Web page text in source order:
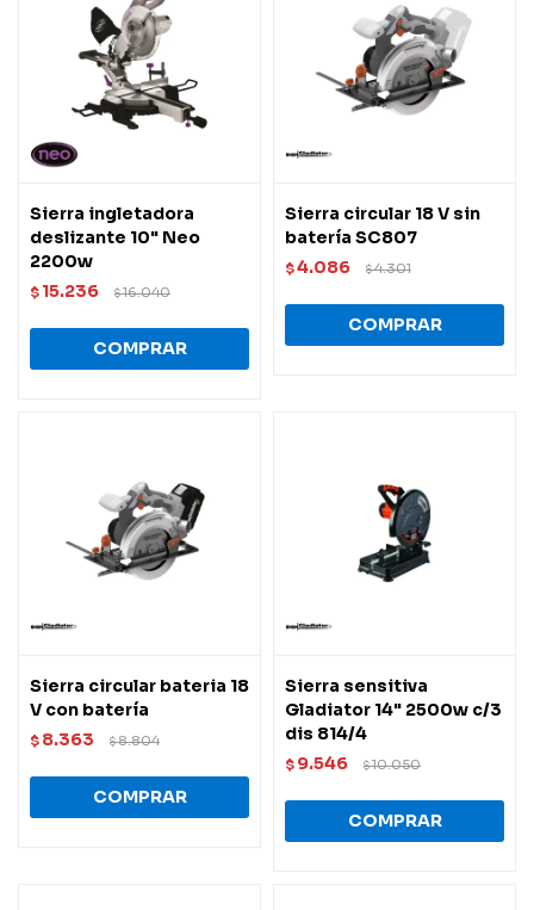
Sierra ingletadora
deslizante 10" Neo
2200w
$ 15.236 $16.040
Sierra circular 18 V sin
batería SC807
$4.086 $4.301
Sierra circular bateria 18
V con batería
$ 8.363 $8.804
Sierra sensitiva
Gladiator 14" 2500w c/3
dis 814/4
$ 9.546 $10.050